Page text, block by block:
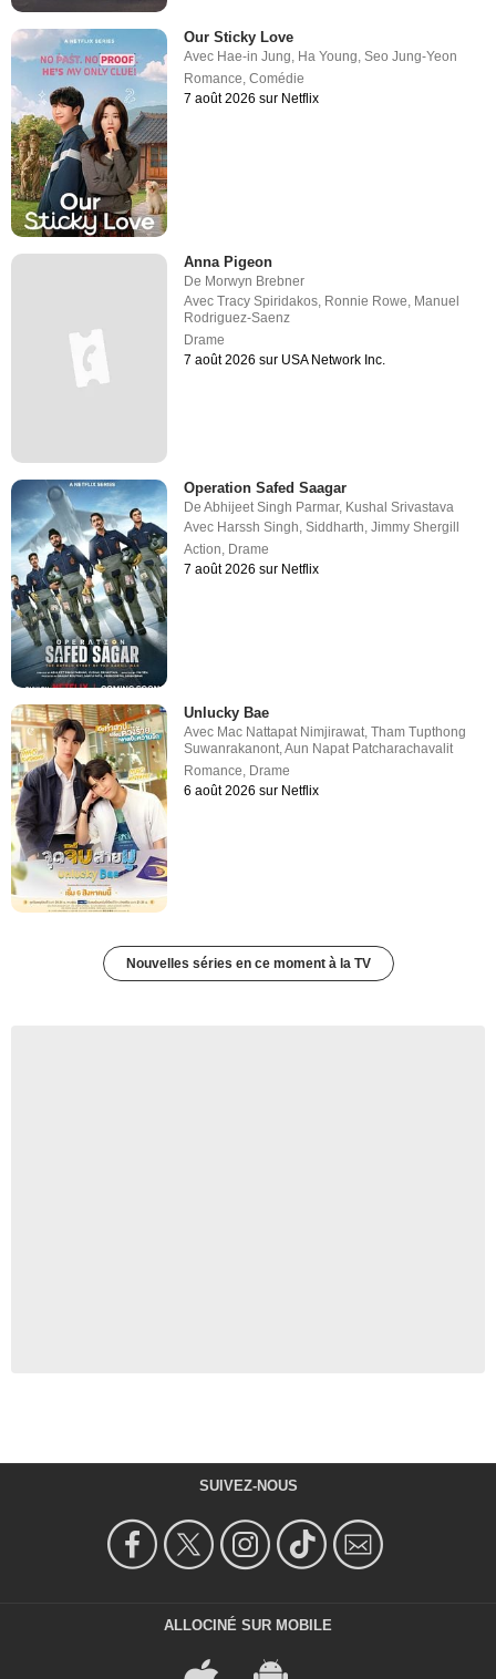
Our Sticky Love
Avec Hae-in Jung, Ha Young,Seo Jung-Yeon
Romance,Comédie
7 août 2026 sur Netflix
Anna Pigeon
De Morwyn Brebner
AvecTracy Spiridakos, Ronnie Rowe, Manuel
Rodriguez-Saenz
Drame
7 août 2026 sur USA Network Inc.
Operation Safed Saagar
DeAbhijeet Singh Parmar, Kushal Srivastava
Avec Harssh Singh ,Siddharth ,Jimmy Shergill
Action Drame
7 août 2026 sur Netflix
Unlucky Bae
Avec Mac Nattapat Nimjirawat,Tham Tupthong
Suwanrakanont,Aun Napat Patcharachavalit
Romance, Drame
6 août 2026 sur Netflix
Nouvelles séries en ce moment à la TV
SUIVEZ-NOUS
ALLOCINÉ SUR MOBILE